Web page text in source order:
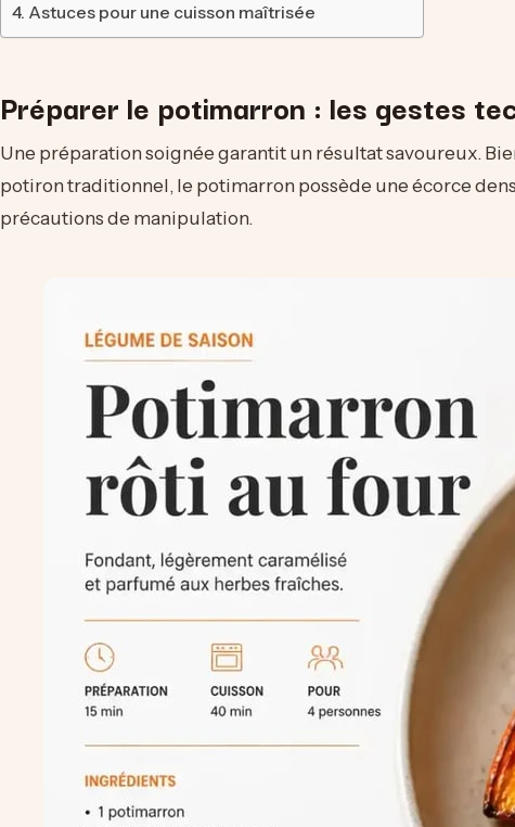
Astuces pour une cuisson maîtrisée
Préparer le potimarron : les gestes
Une préparation soignée garantit un résultat savoureux.
potiron traditionnel, le potimarron possède une écorce
précautions de manipulation.